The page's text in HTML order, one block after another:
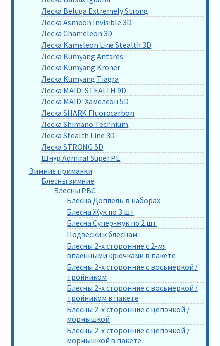
Леска Beluga Extremely Strong
Леска Asmoon Invisible 3D
Леска Chameleon 3D
Леска Kameleon Line Stealth 3D
Леска Kumyang Antares
Леска Kumyang Kroner
Леска Kumyang Tiagra
Леска MAIDI STEALTH 9D
Леска MAIDI Хамелеон 5D
Леска SHARK Fluorocarbon
Леска Shimano Technium
Леска Stealth Line 3D
Леска STRONG 5D
Шнур Admiral Super PE
Зимние приманки
Блесны зимние
Блесны РВС
Блесна Доппель в наборах
Блесна Жук по 3 шт
Блесна Супер-жук по 2 шт
Подвески к блеснам
Блесны 2-х сторонние с 2-мя
впаенными крючками в пакете
Блесны 2-х сторонние с восьмеркой /
тройником
Блесны 2-х сторонние с восьмеркой /
тройником в пакете
Блесны 2-х сторонние с цепочкой /
мормышкой
Блесны 2-х сторонние с цепочкой /
мормышкой в пакете